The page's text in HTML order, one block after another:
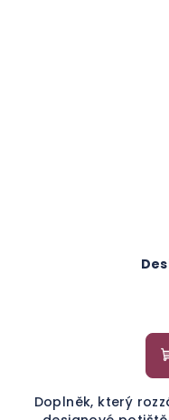
Doplněk, který